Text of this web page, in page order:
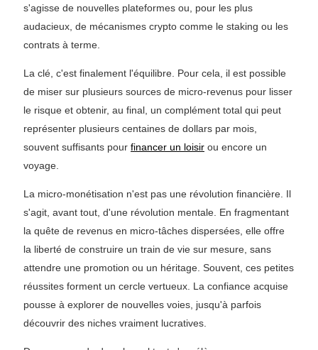
s'agisse de nouvelles plateformes ou, pour les plus
audacieux, de mécanismes crypto comme le staking ou les
contrats à terme.
La clé, c'est finalement l'équilibre. Pour cela, il est possible
de miser sur plusieurs sources de micro-revenus pour lisser
le risque et obtenir, au final, un complément total qui peut
représenter plusieurs centaines de dollars par mois,
souvent suffisants pour financer un loisir ou encore un
voyage.
La micro-monétisation n'est pas une révolution financière. Il
s'agit, avant tout, d'une révolution mentale. En fragmentant
la quête de revenus en micro-tâches dispersées, elle offre
la liberté de construire un train de vie sur mesure, sans
attendre une promotion ou un héritage. Souvent, ces petites
réussites forment un cercle vertueux. La confiance acquise
pousse à explorer de nouvelles voies, jusqu'à parfois
découvrir des niches vraiment lucratives.